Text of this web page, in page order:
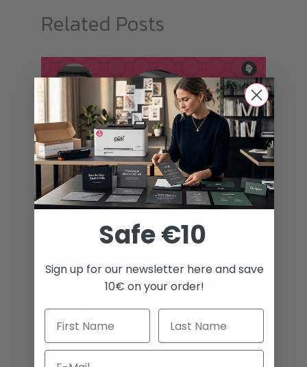
Related Posts
Guía de transferencia de tóner
Blog
¿Cómo funciona la impresión con
una impresora de sublimación?
Safe €10
Sign up for our newsletter here and save
10€ on your order!
Email